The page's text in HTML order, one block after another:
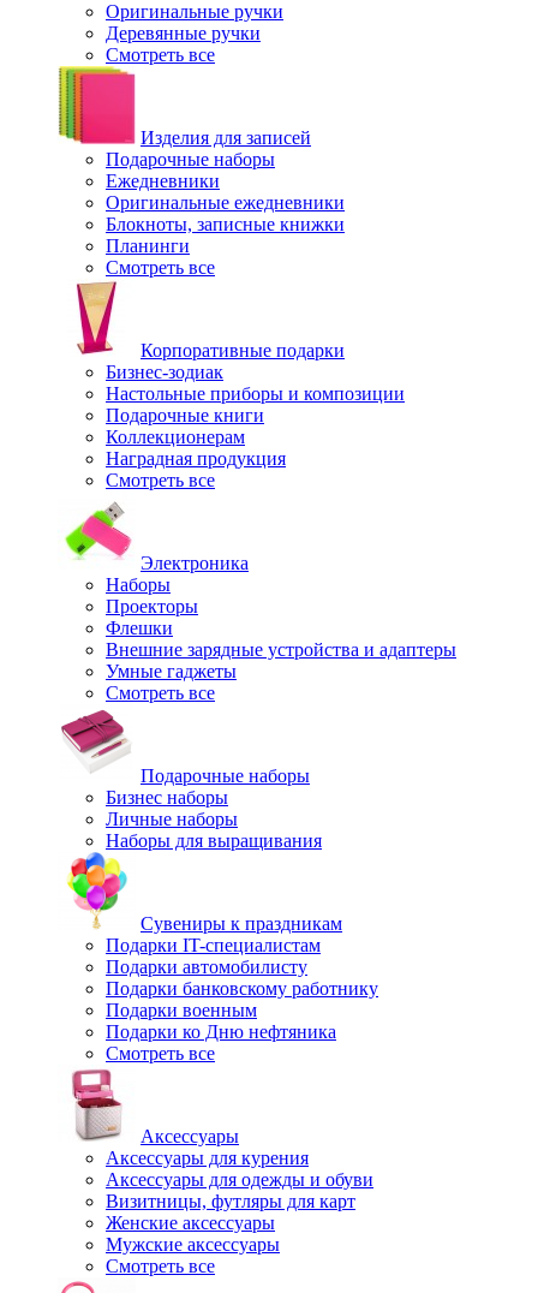
Оригинальные ручки
Деревянные ручки
Смотреть все
Изделия для записей
Подарочные наборы
Ежедневники
Оригинальные ежедневники
Блокноты, записные книжки
Планинги
Смотреть все
Корпоративные подарки
Бизнес-зодиак
Настольные приборы и композиции
Подарочные книги
Коллекционерам
Наградная продукция
Смотреть все
Электроника
Наборы
Проекторы
Флешки
Внешние зарядные устройства и адаптеры
Умные гаджеты
Смотреть все
Подарочные наборы
Бизнес наборы
Личные наборы
Наборы для выращивания
Сувениры к праздникам
Подарки IT-специалистам
Подарки автомобилисту
Подарки банковскому работнику
Подарки военным
Подарки ко Дню нефтяника
Смотреть все
Аксессуары
Аксессуары для курения
Аксессуары для одежды и обуви
Визитницы, футляры для карт
Женские аксессуары
Мужские аксессуары
Смотреть все